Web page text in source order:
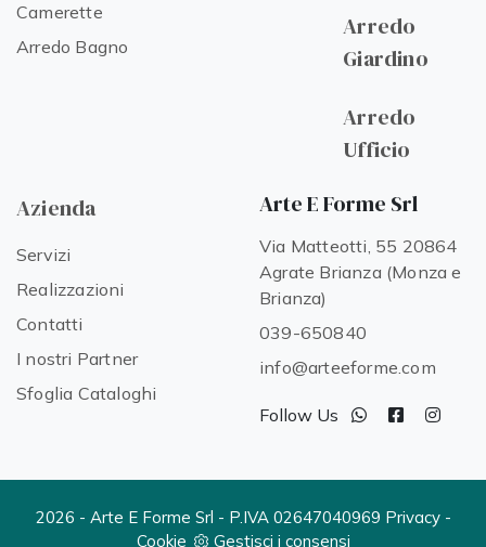
Camerette
Arredo Bagno
Arredo
Giardino
Arredo
Ufficio
Azienda
Servizi
Realizzazioni
Contatti
I nostri Partner
Sfoglia Cataloghi
Arte E Forme Srl
Via Matteotti, 55 20864
Agrate Brianza (Monza e
Brianza)
039-650840
info@arteeforme.com
Follow Us
2026 - Arte E Forme Srl - P.IVA 02647040969 Privacy-
Cookie
Gestisci i consensi